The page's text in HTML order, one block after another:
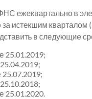
ежеквартально в
истекшим кварталом
в следующие
25.01.2019;
25.07.2019;
25.01.2020.